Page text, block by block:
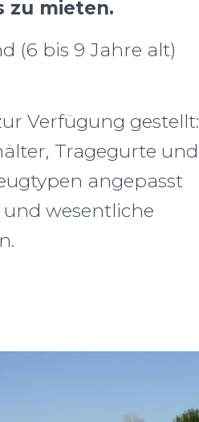
zu mieten.
(6 bis 9 Jahre alt)
Verfügung gestellt:
Tragegurte und
angepasst
wesentliche